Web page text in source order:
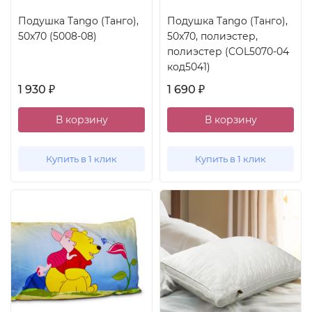
Подушка Tango (Танго),
50x70 (5008-08)
1 930 ₽
В корзину
Купить в 1 клик
Подушка Tango (Танго),
50x70, полиэстер,
полиэстер (COL5070-04
код5041)
1 690 ₽
В корзину
Купить в 1 клик